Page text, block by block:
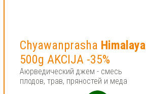
Chyawanprasha Himalaya
500g AKCIJA -35%
Аюрведический джем - смесь
плодов, трав, пряностей и меда